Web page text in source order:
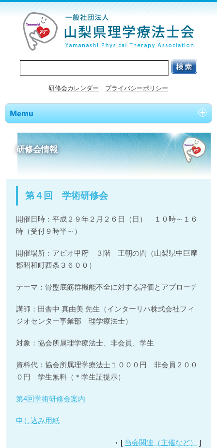
研修会カレンダー ｜ プライバシーポリシー
研修会情報
第４回 学術研修会
開催日時：平成２９年２月２６日（日） １０時～１６
時（受付９時半～）
開催場所：アピオ甲府 ３階 王朝の間（山梨県中巨摩
郡昭和町西条３６００）
テーマ：骨盤底筋群機能不全に対する評価とアプローチ
講師：田舎中 真由美 先生（インターリハ株式会社フィ
ジオセンター事業部 理学療法士）
対象：協会所属理学療法士、非会員、学生
資料代：協会所属理学療法士１０００円 非会員２００
０円 学生無料（＊学生証提示）
第4回学術研修会案内
申し込み用紙
[ 当会関連（主催など） ]